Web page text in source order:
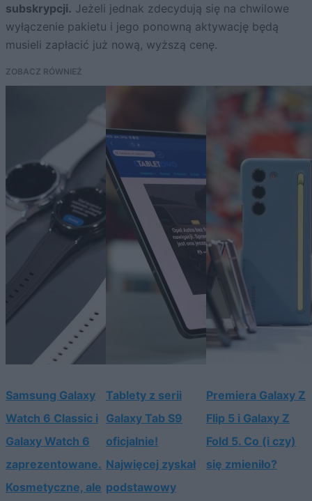
subskrypcji. Jeżeli jednak zdecydują się na chwilowe
wyłączenie pakietu i jego ponowną aktywację będą
musieli zapłacić już nową, wyższą cenę.
ZOBACZ RÓWNIEŻ
Samsung Galaxy
Watch 6 Classic i
Galaxy Watch 6
zaprezentowane.
Kosmetyczne, ale
Tablety z serii
Galaxy Tab S9
oficjalnie!
Najwięcej zyskał
podstawowy
Premiera Galaxy Z
Flip 5 i Galaxy Z
Fold 5. Co (i czy)
się zmieniło?